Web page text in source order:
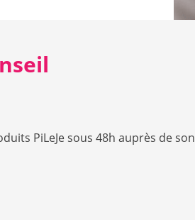
PiLeJe sous 48h auprès de son